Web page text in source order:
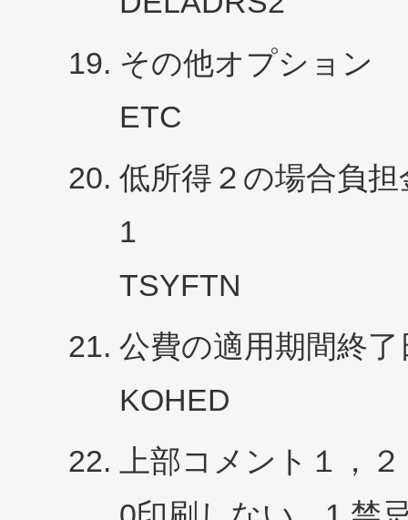
その他オプション
ETC
低所得２の場合負
1
TSYFTN
公費の適用期間終
KOHED
上部コメント１，